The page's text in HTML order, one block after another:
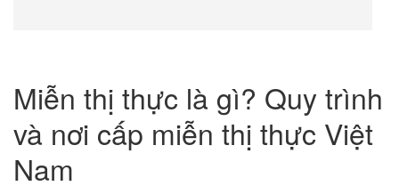
Miễn thị thực là gì? Quy trình
và nơi cấp miễn thị thực Việt
Nam